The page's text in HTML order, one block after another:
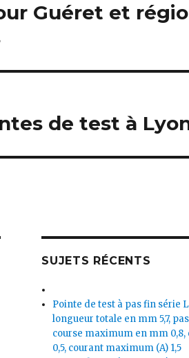
Guéret et
de test à
SUJETS RÉCENTS
Pointe de test à pas fin série
longueur totale en mm 5,7,
course maximum en mm
0,5, courant maximum (A) 1,5